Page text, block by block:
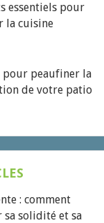
essentiels pour
la cuisine
pour peaufiner la
de votre patio
: comment
sa solidité et sa